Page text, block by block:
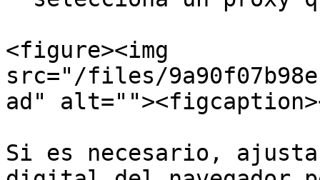
<figure><img
src="/files/
ad"
Si es necesario,